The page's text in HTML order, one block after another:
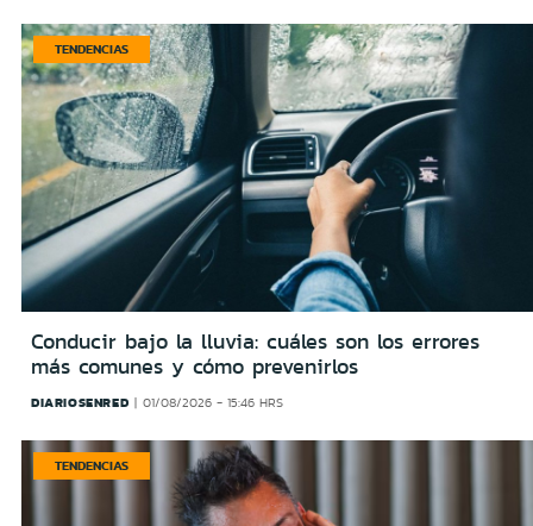
TENDENCIAS
Conducir bajo la lluvia: cuáles son los errores
más comunes y cómo prevenirlos
DIARIOSENRED 01/08/2026 - 15:46 HRS
TENDENCIAS